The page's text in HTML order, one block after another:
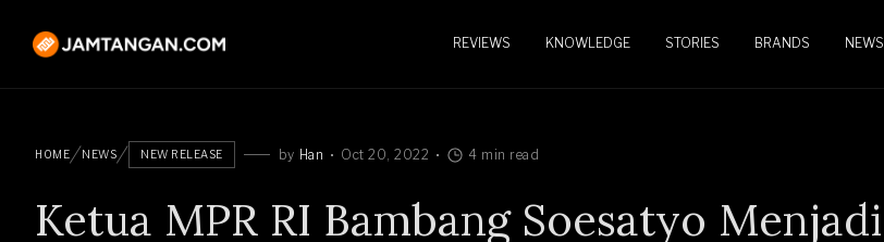
REVIEWS KNOWLEDGE STORIES BRANDS NEWS
HOME NEWS NEW RELEASE by Han Oct 20, 2022 4 min read
Ketua MPR RI Bambang Soesatyo Menjadi